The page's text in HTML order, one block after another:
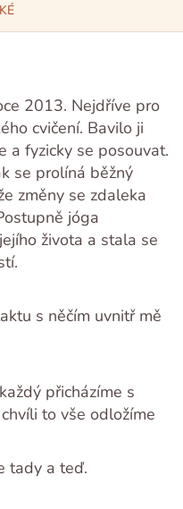
2013. Nejdříve pro
cvičení. Bavilo ji
a fyzicky se posouvat.
se prolíná běžný
změny se zdaleka
jóga
života a stala se
s něčím uvnitř mě
přicházíme s
to vše odložíme
tady a teď.